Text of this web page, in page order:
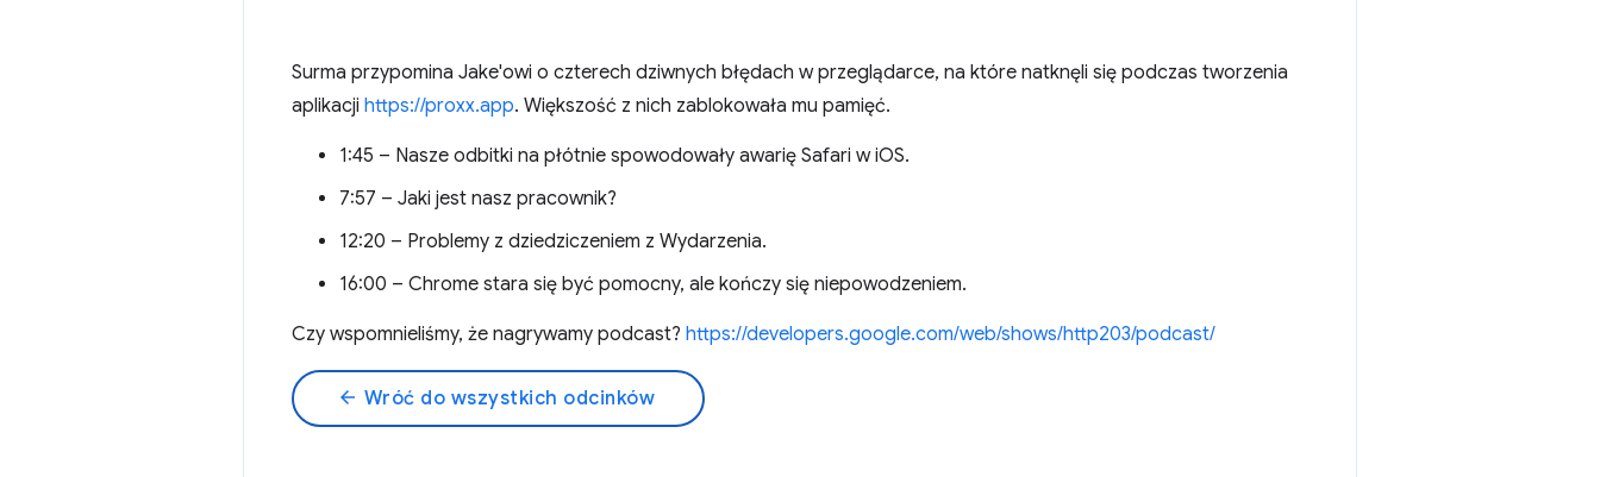
Surma przypomina Jake'owi o czterech dziwnych błędach w przeglądarce, na które natknęli się podczas tworzenia
aplikacji https://proxx.app. Większość z nich zablokowała mu pamięć.
1:45 – Nasze odbitki na płótnie spowodowały awarię Safari w iOS.
7:57 – Jaki jest nasz pracownik?
12:20 – Problemy z dziedziczeniem z Wydarzenia.
16:00 – Chrome stara się być pomocny, ale kończy się niepowodzeniem.
Czy wspomnieliśmy, że nagrywamy podcast? https://developers.google.com/web/shows/http203/podcast/
arrow_back Wróć do wszystkich odcinków